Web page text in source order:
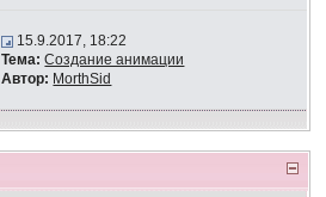
15.9.2017, 18:22
Тема: Создание анимации
Автор: MorthSid